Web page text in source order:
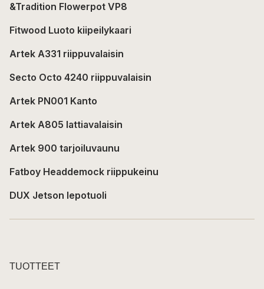
&Tradition Flowerpot VP8
Fitwood Luoto kiipeilykaari
Artek A331 riippuvalaisin
Secto Octo 4240 riippuvalaisin
Artek PN001 Kanto
Artek A805 lattiavalaisin
Artek 900 tarjoiluvaunu
Fatboy Headdemock riippukeinu
DUX Jetson lepotuoli
TUOTTEET